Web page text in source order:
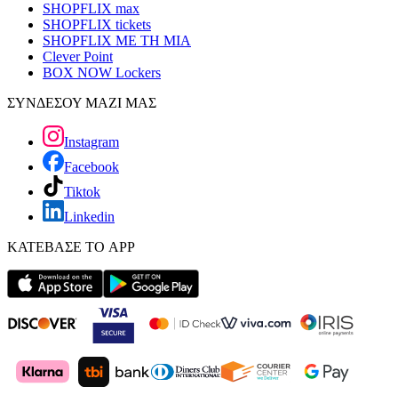
SHOPFLIX max
SHOPFLIX tickets
SHOPFLIX ΜΕ ΤΗ ΜΙΑ
Clever Point
BOX NOW Lockers
ΣΥΝΔΕΣΟΥ ΜΑΖΙ ΜΑΣ
Instagram
Facebook
Tiktok
Linkedin
ΚΑΤΕΒΑΣΕ ΤΟ APP